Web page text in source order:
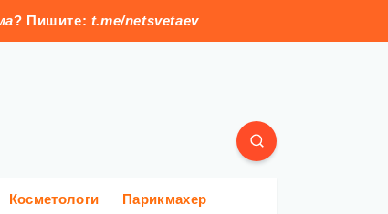
? Пишите: t.me/netsvetaev
Косметологи Парикмахер